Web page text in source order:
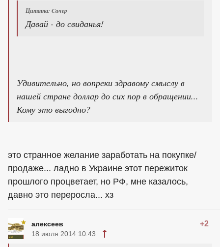
Цитата: Canep
Давай - до свиданья!
Удивительно, но вопреки здравому смыслу в
нашей стране доллар до сих пор в обращении...
Кому это выгодно?
это странное желание заработать на покупке/
продаже... ладно в Украине этот пережиток
прошлого процветает, но РФ, мне казалось,
давно это переросла... хз
алексеев +2
18 июля 2014 10:43